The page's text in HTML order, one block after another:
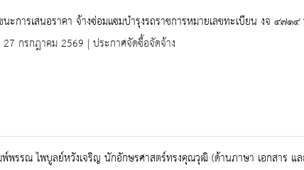
ะการเสนอราคา จ้างซ่อมแซมบำรุงรถราชการหมายเลขทะเบียน งจ ๔๗๑๔
กรกฎาคม 2569 | ประกาศจัดซื้อจัดจ้าง
พรรณ ไพบูลย์หวังเจริญ นักอักษรศาสตร์ทรงคุณวุฒิ (ด้านภาษา เอกสาร